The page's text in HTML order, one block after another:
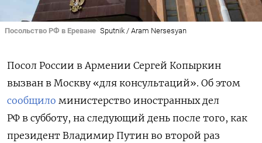
Посольство РФ в Ереване Sputnik / Aram Nersesyan
Посол России в Армении Сергей Копыркин
вызван в Москву «для консультаций». Об этом
сообщило министерство иностранных дел
РФ в субботу, на следующий день после того, как
президент Владимир Путин во второй раз